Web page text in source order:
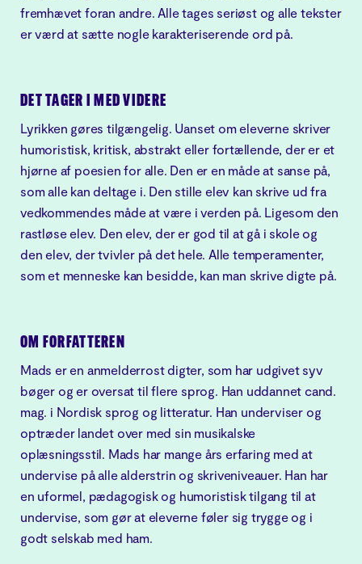
fremhævet foran andre. Alle tages seriøst og alle tekster
er værd at sætte nogle karakteriserende ord på.
DET TAGER I MED VIDERE
Lyrikken gøres tilgængelig. Uanset om eleverne skriver
humoristisk, kritisk, abstrakt eller fortællende, der er et
hjørne af poesien for alle. Den er en måde at sanse på,
som alle kan deltage i. Den stille elev kan skrive ud fra
vedkommendes måde at være i verden på. Ligesom den
rastløse elev. Den elev, der er god til at gå i skole og
den elev, der tvivler på det hele. Alle temperamenter,
som et menneske kan besidde, kan man skrive digte på.
OM FORFATTEREN
Mads er en anmelderrost digter, som har udgivet syv
bøger og er oversat til flere sprog. Han uddannet cand.
mag. i Nordisk sprog og litteratur. Han underviser og
optræder landet over med sin musikalske
oplæsningsstil. Mads har mange års erfaring med at
undervise på alle alderstrin og skriveniveauer. Han har
en uformel, pædagogisk og humoristisk tilgang til at
undervise, som gør at eleverne føler sig trygge og i
godt selskab med ham.